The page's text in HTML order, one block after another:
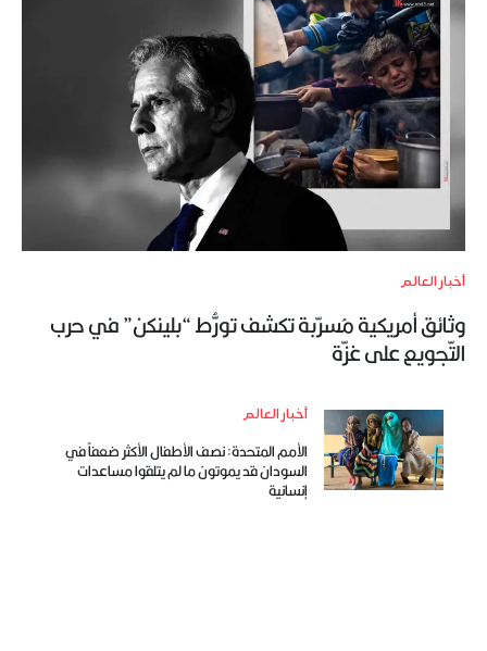
أخبار العالم
وثائق أمريكية مُسرّبة تكشف تورُّط “بلينكن” في حرب
التّجويع على غزّة
أخبار العالم
الأمم المتحدة: نصف الأطفال الأكثر ضعفاً في
السودان قد يموتون ما لم يتلقوا مساعدات
إنسانية